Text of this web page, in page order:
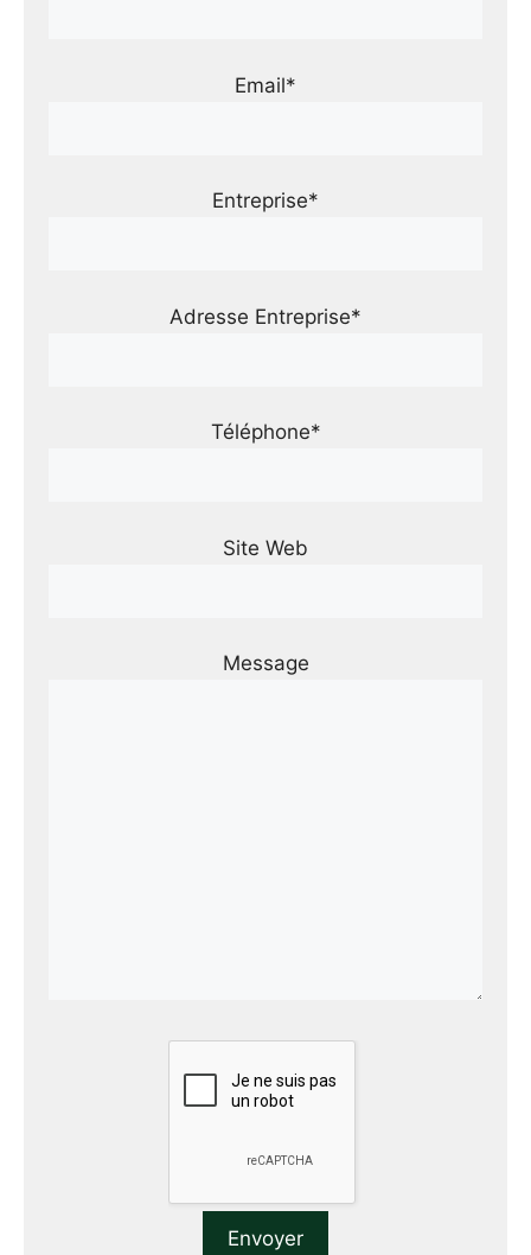
Email*
Entreprise*
Adresse Entreprise*
Téléphone*
Site Web
Message